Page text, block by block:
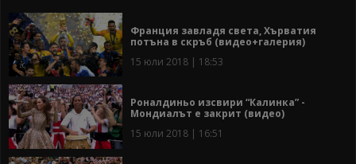
Франция завладя света, Хърватия
потъна в скръб (видео+галерия)
15 юли 2018 | 18:53
Роналдиньо изсвири “Калинка” -
Мондиалът е закрит (видео)
15 юли 2018 | 16:51